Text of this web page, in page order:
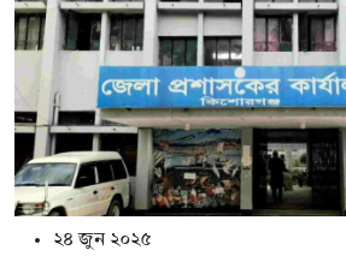
২৪ জুন ২০২৫